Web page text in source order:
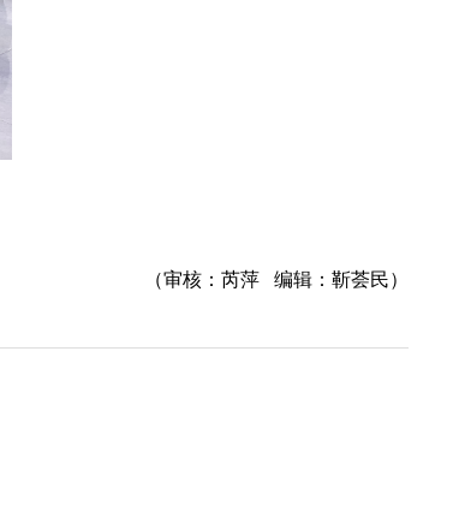
（审核：芮萍 编辑：靳荟民）